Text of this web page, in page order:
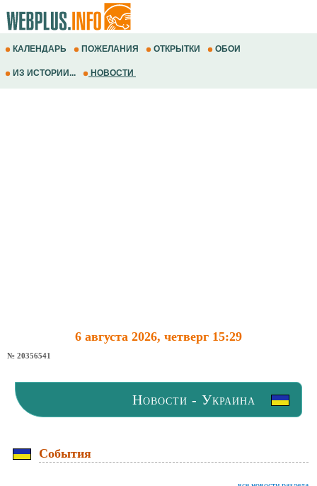
КАЛЕНДАРЬ ПОЖЕЛАНИЯ ОТКРЫТКИ ОБОИ
ИЗ ИСТОРИИ... НОВОСТИ
6 августа 2026, четверг 15:29
№ 20356541
Новости - Украина
События